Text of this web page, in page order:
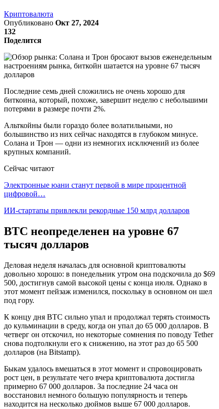
Криптовалюта
Опубликовано Окт 27, 2024
132
Поделится
Последние семь дней сложились не очень хорошо для
биткоина, который, похоже, завершит неделю с небольшими
потерями в размере почти 2%.
Альткойны были гораздо более волатильными, но
большинство из них сейчас находятся в глубоком минусе.
Солана и Трон — одни из немногих исключений из более
крупных компаний.
Сейчас читают
Электронные юани станут первой в мире процентной
цифровой…
ИИ-стартапы привлекли рекордные 150 млрд долларов
BTC неопределенен на уровне 67
тысяч долларов
Деловая неделя началась для основной криптовалюты
довольно хорошо: в понедельник утром она подскочила до $69
500, достигнув самой высокой цены с конца июля. Однако в
этот момент пейзаж изменился, поскольку в основном он шел
под гору.
К концу дня BTC сильно упал и продолжал терять стоимость
до кульминации в среду, когда он упал до 65 000 долларов. В
четверг он отскочил, но некоторые сомнения по поводу Tether
снова подтолкнули его к снижению, на этот раз до 65 500
долларов (на Bitstamp).
Быкам удалось вмешаться в этот момент и спровоцировать
рост цен, в результате чего вчера криптовалюта достигла
примерно 67 000 долларов. За последние 24 часа он
восстановил немного большую популярность и теперь
находится на несколько дюймов выше 67 000 долларов.